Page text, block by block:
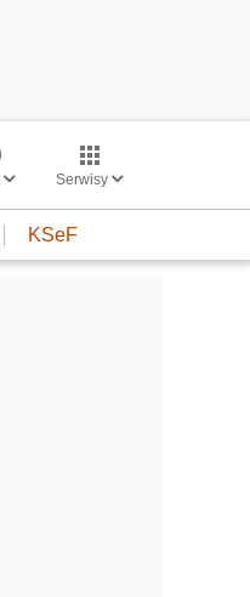
Serwisy
KSeF